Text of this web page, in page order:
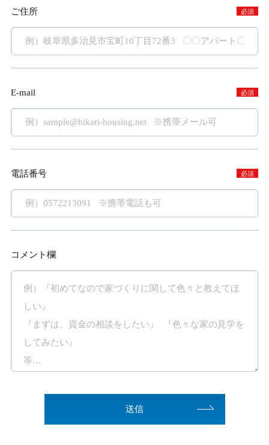
ご住所 必須
E-mail 必須
電話番号 必須
コメント欄